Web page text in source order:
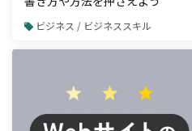
ビジネス / ビジネススキル